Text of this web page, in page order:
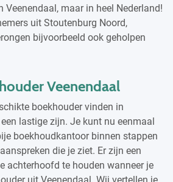
Veenendaal, maar in heel Nederland!
uit Stoutenburg Noord,
bijvoorbeeld ook geholpen
Veenendaal
boekhouder vinden in
lastige zijn. Je kunt nu eenmaal
boekhoudkantoor binnen stappen
die je ziet. Er zijn een
achterhoofd te houden wanneer je